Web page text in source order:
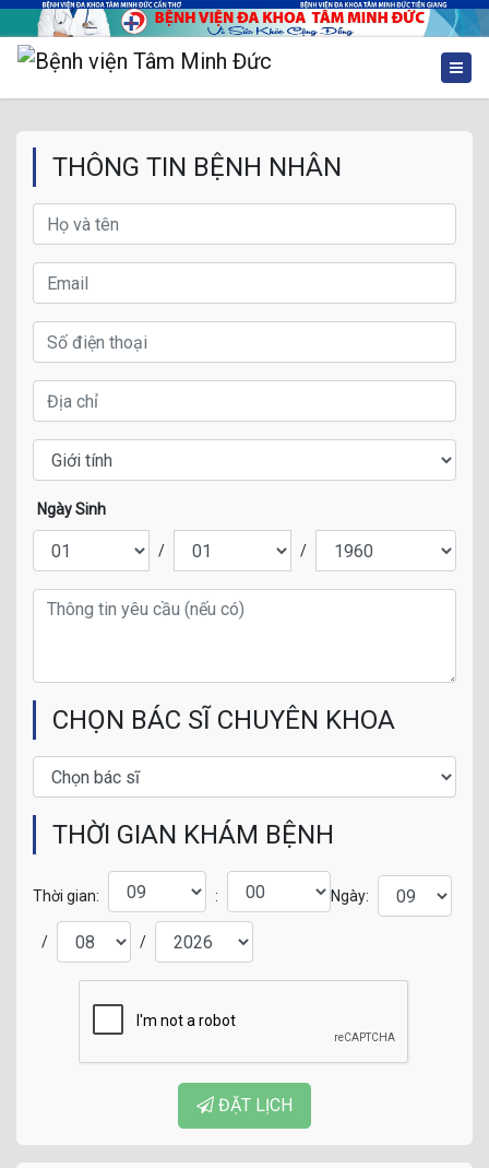
THÔNG TIN BỆNH NHÂN
Ngày Sinh
/ /
CHỌN BÁC SĨ CHUYÊN KHOA
THỜI GIAN KHÁM BỆNH
Thời gian: : Ngày:
/ /
ĐẶT LỊCH